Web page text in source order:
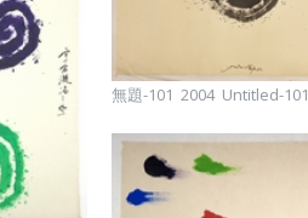
無題-101 2004 Untitled-101